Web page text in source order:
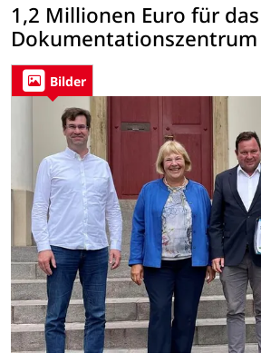
1,2 Millionen Euro für
Dokumentationszentrum
Bilder